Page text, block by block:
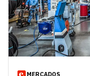
MERCADOS